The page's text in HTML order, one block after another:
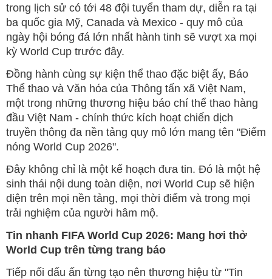
trong lịch sử có tới 48 đội tuyển tham dự, diễn ra tại
ba quốc gia Mỹ, Canada và Mexico - quy mô của
ngày hội bóng đá lớn nhất hành tinh sẽ vượt xa mọi
kỳ World Cup trước đây.
Đồng hành cùng sự kiện thể thao đặc biệt ấy, Báo
Thể thao và Văn hóa của Thông tấn xã Việt Nam,
một trong những thương hiệu báo chí thể thao hàng
đầu Việt Nam - chính thức kích hoạt chiến dịch
truyền thông đa nền tảng quy mô lớn mang tên "Điểm
nóng World Cup 2026".
Đây không chỉ là một kế hoạch đưa tin. Đó là một hệ
sinh thái nội dung toàn diện, nơi World Cup sẽ hiện
diện trên mọi nền tảng, mọi thời điểm và trong mọi
trải nghiệm của người hâm mộ.
Tin nhanh FIFA World Cup 2026: Mang hơi thở
World Cup trên từng trang báo
Tiếp nối dấu ấn từng tạo nên thương hiệu từ "Tin